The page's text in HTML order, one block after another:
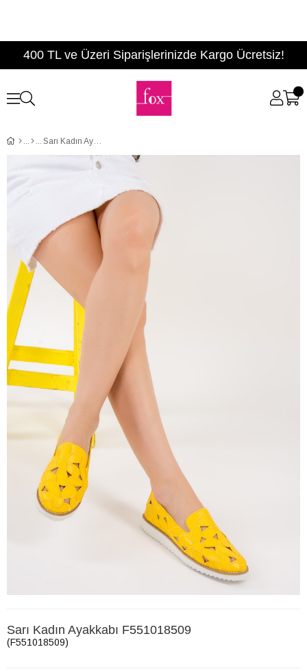
400 TL ve Üzeri Siparişlerinizde Kargo Ücretsiz!
Sarı Kadın Ayakkabı F551018509
Sarı Kadın Ayakkabı F551018509
(F551018509)